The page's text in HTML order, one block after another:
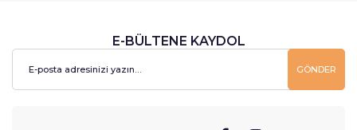
E-BÜLTENE KAYDOL
GÖNDER